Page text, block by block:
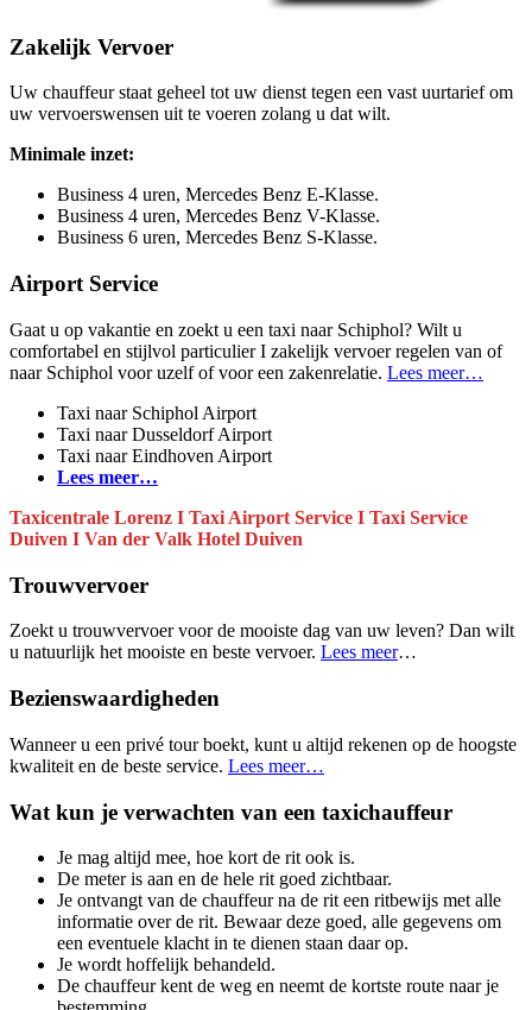
Zakelijk Vervoer
Uw chauffeur staat geheel tot uw dienst tegen een vast uurtarief om
uw vervoerswensen uit te voeren zolang u dat wilt.
Minimale inzet:
Business 4 uren, Mercedes Benz E-Klasse.
Business 4 uren, Mercedes Benz V-Klasse.
Business 6 uren, Mercedes Benz S-Klasse.
Airport Service
Gaat u op vakantie en zoekt u een taxi naar Schiphol? Wilt u
comfortabel en stijlvol particulier I zakelijk vervoer regelen van of
naar Schiphol voor uzelf of voor een zakenrelatie. Lees meer…
Taxi naar Schiphol Airport
Taxi naar Dusseldorf Airport
Taxi naar Eindhoven Airport
Lees meer…
Taxicentrale Lorenz I Taxi Airport Service I Taxi Service
Duiven I Van der Valk Hotel Duiven
Trouwvervoer
Zoekt u trouwvervoer voor de mooiste dag van uw leven? Dan wilt
u natuurlijk het mooiste en beste vervoer. Lees meer…
Bezienswaardigheden
Wanneer u een privé tour boekt, kunt u altijd rekenen op de hoogste
kwaliteit en de beste service. Lees meer…
Wat kun je verwachten van een taxichauffeur
Je mag altijd mee, hoe kort de rit ook is.
De meter is aan en de hele rit goed zichtbaar.
Je ontvangt van de chauffeur na de rit een ritbewijs met alle
informatie over de rit. Bewaar deze goed, alle gegevens om
een eventuele klacht in te dienen staan daar op.
Je wordt hoffelijk behandeld.
De chauffeur kent de weg en neemt de kortste route naar je